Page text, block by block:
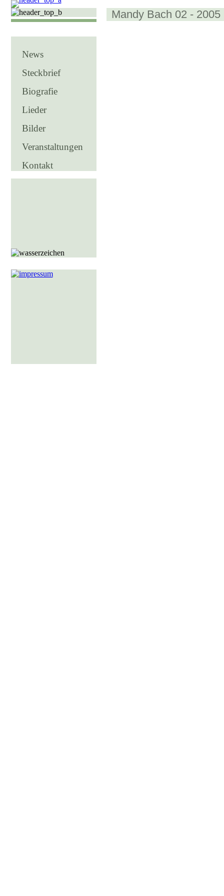
News
Steckbrief
Biografie
Lieder
Bilder
Veranstaltungen
Kontakt
Mandy Bach 02 - 2005